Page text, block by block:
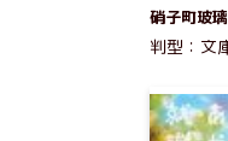
硝子町玻璃
判型：文